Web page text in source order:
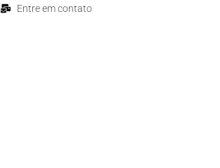
Entre em contato